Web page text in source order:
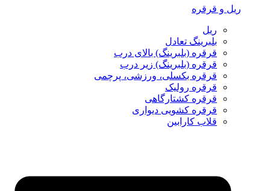
ریل و قرقره
ریل
بلبرینگ تعادل
قرقره (بلبرینگ) بالای درب
قرقره (بلبرینگ) زیر درب
قرقره بکسلی، ورزشی، پرچمی
قرقره رولیک
قرقره کشتارگاهی
قرقره کشویی دیواری
قلاب کارابین